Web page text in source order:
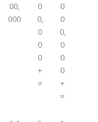
00,
000
0
0,
0
0
0
+
∝
0
0
0,
0
0
0
+
∝